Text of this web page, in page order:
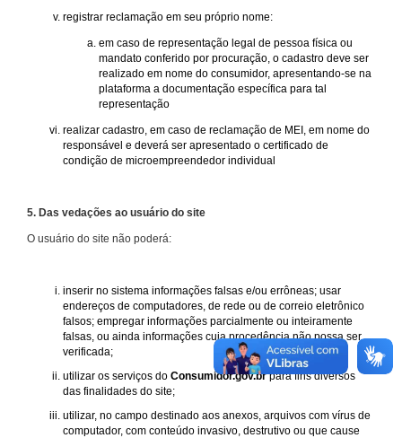
registrar reclamação em seu próprio nome:
em caso de representação legal de pessoa física ou
mandato conferido por procuração, o cadastro deve ser
realizado em nome do consumidor, apresentando-se na
plataforma a documentação específica para tal
representação
realizar cadastro, em caso de reclamação de MEI, em nome do
responsável e deverá ser apresentado o certificado de
condição de microempreendedor individual
5. Das vedações ao usuário do site
O usuário do site não poderá:
inserir no sistema informações falsas e/ou errôneas; usar
endereços de computadores, de rede ou de correio eletrônico
falsos; empregar informações parcialmente ou inteiramente
falsas, ou ainda informações cuja procedência não possa ser
verificada;
utilizar os serviços do Consumidor.gov.brpara fins diversos
das finalidades do site;
utilizar, no campo destinado aos anexos, arquivos com vírus de
computador, com conteúdo invasivo, destrutivo ou que cause